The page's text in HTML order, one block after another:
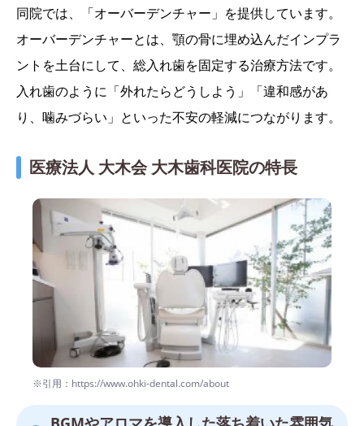
同院では、「オーバーデンチャー」を提供しています。
オーバーデンチャーとは、顎の骨に埋め込んだインプラ
ントを土台にして、総入れ歯を固定する治療方法です。
入れ歯のように「外れたらどうしよう」「違和感があ
り、噛みづらい」といった不安の軽減につながります。
医療法人 大木会 大木歯科医院の特長
※引用：https://www.ohki-dental.com/about